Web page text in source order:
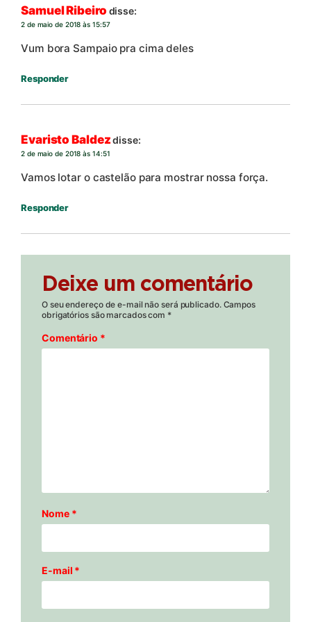
Samuel Ribeiro disse:
2 de maio de 2018 às 15:57
Vum bora Sampaio pra cima deles
Responder
Evaristo Baldez disse:
2 de maio de 2018 às 14:51
Vamos lotar o castelão para mostrar nossa força.
Responder
Deixe um comentário
O seu endereço de e-mail não será publicado. Campos
obrigatórios são marcados com *
Comentário *
Nome *
E-mail *